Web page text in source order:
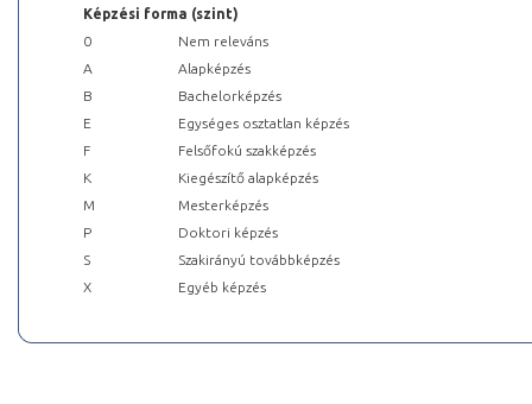
Képzési forma (szint)
0
Nem releváns
A
Alapképzés
B
Bachelorképzés
E
Egységes osztatlan képzés
F
Felsőfokú szakképzés
K
Kiegészítő alapképzés
M
Mesterképzés
P
Doktori képzés
S
Szakirányú továbbképzés
X
Egyéb képzés